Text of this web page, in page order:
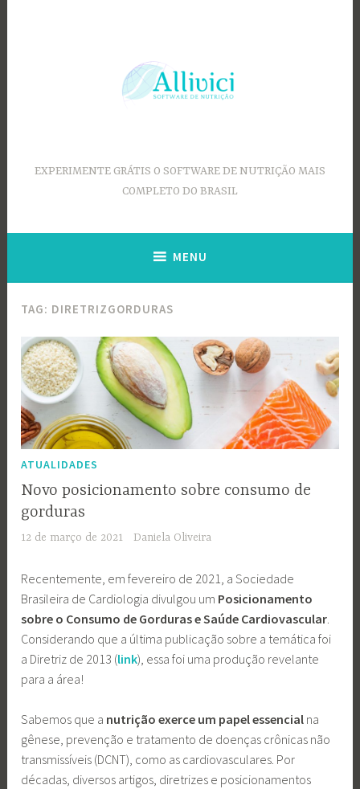
EXPERIMENTE GRÁTIS O SOFTWARE DE NUTRIÇÃO MAIS
COMPLETO DO BRASIL
MENU
TAG: DIRETRIZGORDURAS
ATUALIDADES
Novo posicionamento sobre consumo de
gorduras
12 de março de 2021 Daniela Oliveira
Recentemente, em fevereiro de 2021, a Sociedade
Brasileira de Cardiologia divulgou um Posicionamento
sobre o Consumo de Gorduras e Saúde Cardiovascular
Considerando que a última publicação sobre a temática foi
a Diretriz de 2013 (link), essa foi uma produção revelante
para a área!
Sabemos que a nutrição exerce um papel essencial na
gênese, prevenção e tratamento de doenças crônicas não
transmissíveis (DCNT), como as cardiovasculares. Por
décadas, diversos artigos, diretrizes e posicionamentos